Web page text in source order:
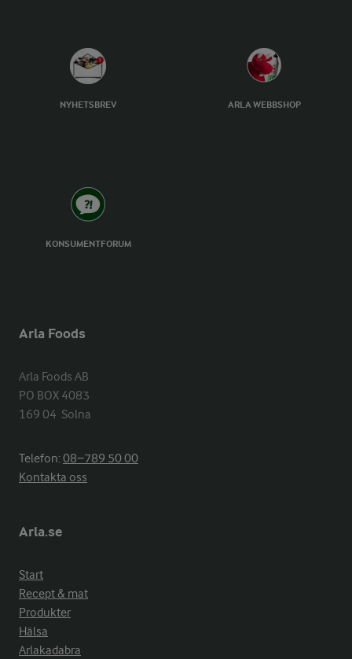
NYHETSBREV ARLA WEBBSHOP
KONSUMENTFORUM
Arla Foods
Arla Foods AB
PO BOX 4083
169 04  Solna
Telefon:08−789 50 00
Kontakta oss
Arla.se
Start
Recept & mat
Produkter
Hälsa
Arlakadabra